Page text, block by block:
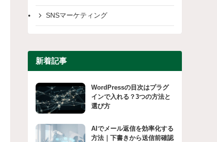
SNSマーケティング
新着記事
WordPressの目次はプラグ
インで入れる？3つの方法と
選び方
AIでメール返信を効率化する
方法｜下書きから送信前確認